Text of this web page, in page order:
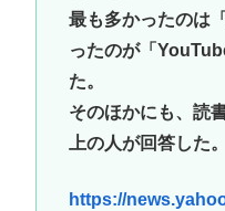
最も多かったのは
ったのが「
た。
そのほかにも、読
上の人が回答した。
https://